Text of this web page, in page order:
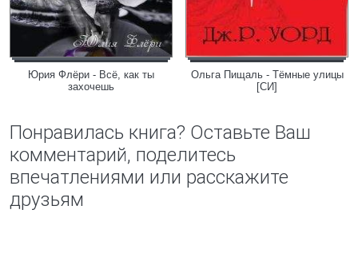
Юрия Флёри - Всё, как ты
захочешь
Ольга Пищаль - Тёмные улицы
[СИ]
Понравилась книга? Оставьте Ваш
комментарий, поделитесь
впечатлениями или расскажите
друзьям